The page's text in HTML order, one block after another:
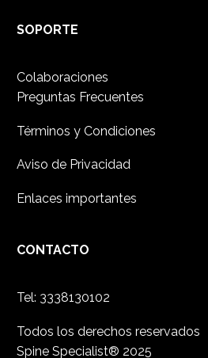
SOPORTE
Colaboraciones
Preguntas Frecuentes
Términos y Condiciones
Aviso de Privacidad
Enlaces importantes
CONTACTO
Tel: 3338130102
Todos los derechos reservados
Spine Specialist® 2025